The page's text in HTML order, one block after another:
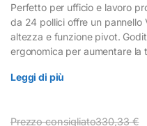
Perfetto per ufficio e lavoro
da 24 pollici offre un pannello
altezza e funzione pivot.
ergonomica per aumentare
Leggi di più
Prezzo consigliato330,33€